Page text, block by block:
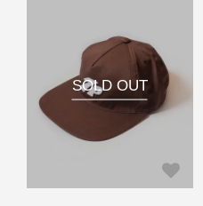
SOLD OUT